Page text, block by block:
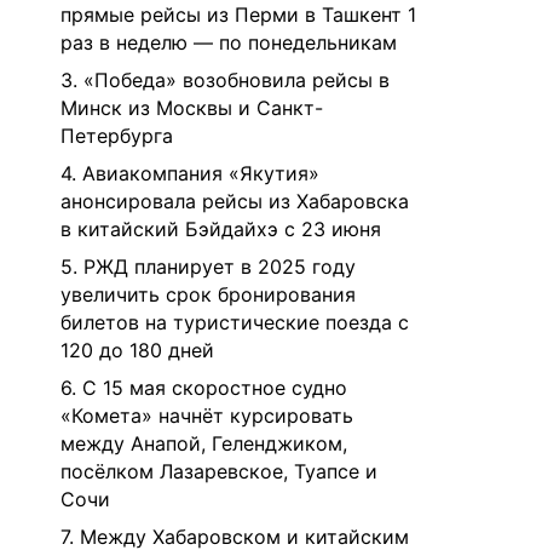
прямые рейсы из Перми в Ташкент 1
раз в неделю — по понедельникам
3. «Победа» возобновила рейсы в
Минск из Москвы и Санкт-
Петербурга
4. Авиакомпания «Якутия»
анонсировала рейсы из Хабаровска
в китайский Бэйдайхэ с 23 июня
5. РЖД планирует в 2025 году
увеличить срок бронирования
билетов на туристические поезда с
120 до 180 дней
6. С 15 мая скоростное судно
«Комета» начнёт курсировать
между Анапой, Геленджиком,
посёлком Лазаревское, Туапсе и
Сочи
7. Между Хабаровском и китайским